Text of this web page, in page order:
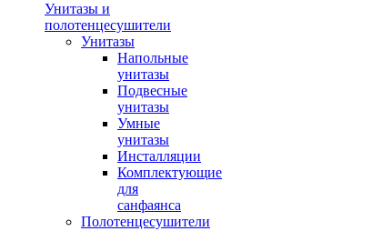
Унитазы и
полотенцесушители
Унитазы
Напольные
унитазы
Подвесные
унитазы
Умные
унитазы
Инсталляции
Комплектующие
для
санфаянса
Полотенцесушители